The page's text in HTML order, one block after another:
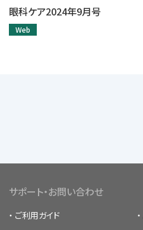
眼科ケア2024年9月号
Web
サポート・お問い合わせ
ご利用ガイド